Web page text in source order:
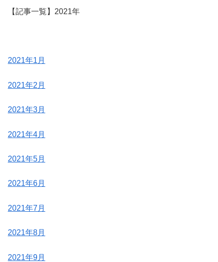
【記事一覧】2021年
2021年1月
2021年2月
2021年3月
2021年4月
2021年5月
2021年6月
2021年7月
2021年8月
2021年9月